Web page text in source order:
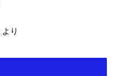
より